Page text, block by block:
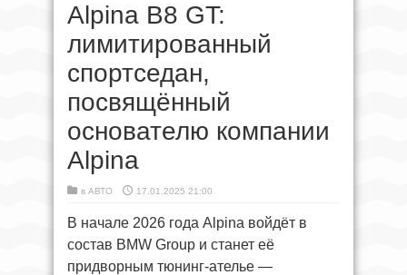
Alpina B8 GT:
лимитированный
спортседан,
посвящённый
основателю компании
Alpina
в АВТО 17.01.2025 21:00
В начале 2026 года Alpina войдёт в
состав BMW Group и станет её
придворным тюнинг-ателье —